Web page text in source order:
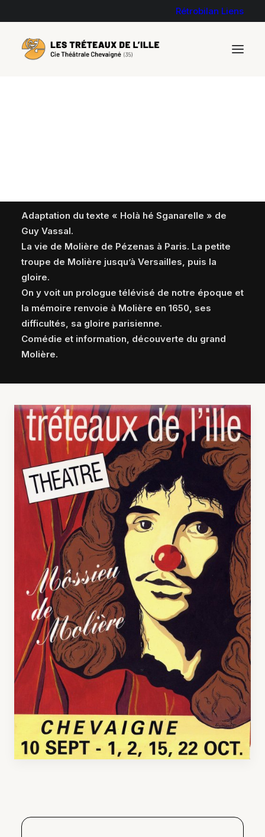
Rétrobilan Liens
Adaptation du texte « Holà hé Sganarelle » de
Guy Vassal.
La vie de Molière de Pézenas à Paris. La petite
troupe de Molière jusqu’à Versailles, puis la
gloire.
On y voit un prologue télévisé de notre époque et
la mémoire renvoie à Molière en 1650, ses
difficultés, sa gloire parisienne.
Comédie et information, découverte du grand
Molière.